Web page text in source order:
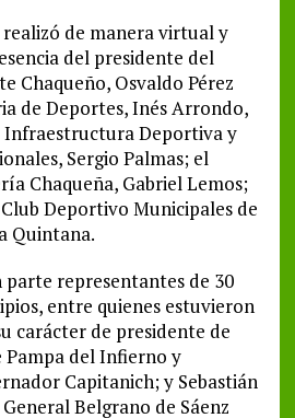
de manera virtual y
del presidente del
Chaqueño, Osvaldo Pérez
de Deportes, Inés Arrondo,
Infraestructura Deportiva y
Sergio Palmas; el
Chaqueña, Gabriel Lemos;
Deportivo Municipales de
Quintana.
representantes de 30
entre quienes estuvieron
carácter de presidente de
Pampa del Infierno y
Capitanich; y Sebastián
Belgrano de Sáenz